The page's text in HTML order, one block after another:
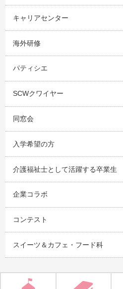
キャリアセンター
海外研修
パティシエ
SCWクワイヤー
同窓会
入学希望の方
介護福祉士として活躍する卒業生
企業コラボ
コンテスト
スイーツ＆カフェ・フード科